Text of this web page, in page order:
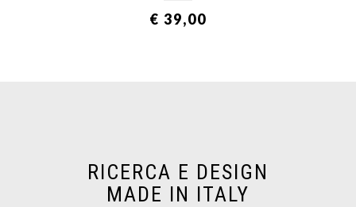
€ 39,00
RICERCA E DESIGN
MADE IN ITALY